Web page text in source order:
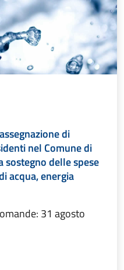
di
nel Comune di
sostegno delle spese
acqua, energia
31 agosto